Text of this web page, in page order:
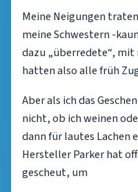
Meine Neigungen
meine Schwestern -
dazu „überredete“,
hatten also alle früh
Aber als ich das
nicht, ob ich weinen
dann für lautes Lachen
Hersteller Parker hat
gescheut, um